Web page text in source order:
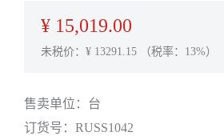
¥ 15,019.00
未税价：¥ 13291.15 （税率：13%）
售卖单位： 台
订货号： RUSS1042